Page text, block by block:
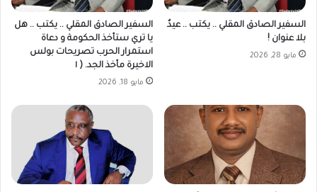
السفير الصادق المقلي .. يكتب .. عيدٌ
بلا عنوان !
مايو 28, 2026
السفير الصادق المقلي .. يكتب .. هل
يا تري ستأخذ الحكومة و دعاة
استمرار الحرب تصريحات بولس
الاخيرة مأخذ الجد. ( ١
مايو 18, 2026